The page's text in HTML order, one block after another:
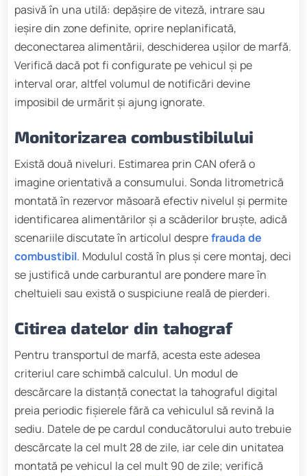
pasivă în una utilă: depășire de viteză, intrare sau
ieșire din zone definite, oprire neplanificată,
deconectarea alimentării, deschiderea ușilor de marfă.
Verifică dacă pot fi configurate pe vehicul și pe
interval orar, altfel volumul de notificări devine
imposibil de urmărit și ajung ignorate.
Monitorizarea combustibilului
Există două niveluri. Estimarea prin CAN oferă o
imagine orientativă a consumului. Sonda litrometrică
montată în rezervor măsoară efectiv nivelul și permite
identificarea alimentărilor și a scăderilor bruște, adică
scenariile discutate în articolul desprefrauda de
combustibil. Modulul costă în plus și cere montaj, deci
se justifică unde carburantul are pondere mare în
cheltuieli sau există o suspiciune reală de pierderi.
Citirea datelor din tahograf
Pentru transportul de marfă, acesta este adesea
criteriul care schimbă calculul. Un modul de
descărcare la distanță conectat la tahograful digital
preia periodic fișierele fără ca vehiculul să revină la
sediu. Datele de pe cardul conducătorului auto trebuie
descărcate la cel mult 28 de zile, iar cele din unitatea
montată pe vehicul la cel mult 90 de zile; verifică